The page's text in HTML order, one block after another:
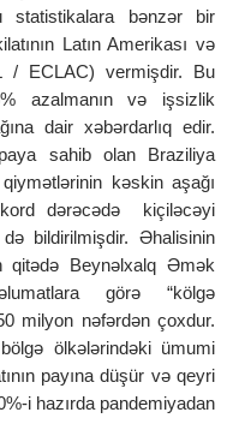
statistikalara bənzər bir
Latın Amerikası və
/ ECLAC) vermişdir. Bu
azalmanın və işsizlik
dair xəbərdarlıq edir.
sahib olan Braziliya
kəskin aşağı
dərəcədə kiçiləcəyi
bildirilmişdir. Əhalisinin
qitədə Beynəlxalq Əmək
görə “kölgə
milyon nəfərdən çoxdur.
ölkələrindəki ümumi
payına düşür və qeyri
i hazırda pandemiyadan